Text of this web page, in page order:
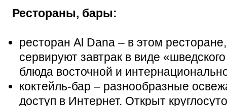
Рестораны, бары:
ресторан Al Dana – в этом
сервируют завтрак в виде
блюда восточной и
коктейль-бар – разнообразные
доступ в Интернет. Открыт